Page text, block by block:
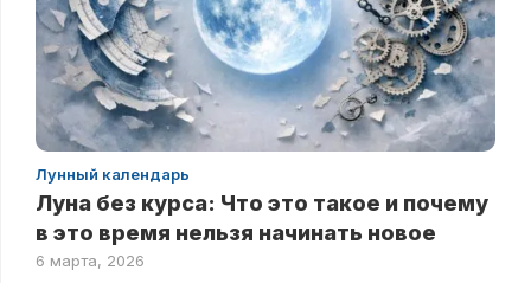
Лунный календарь
Луна без курса: Что это такое и почему
в это время нельзя начинать новое
6 марта, 2026